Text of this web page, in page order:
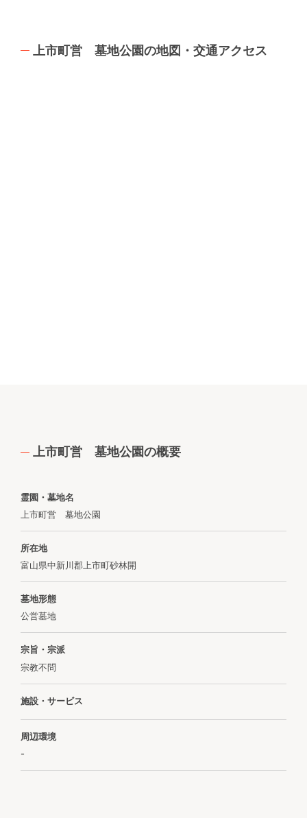
上市町営 墓地公園の地図・交通アクセス
上市町営 墓地公園の概要
霊園・墓地名
上市町営 墓地公園
所在地
富山県中新川郡上市町砂林開
墓地形態
公営墓地
宗旨・宗派
宗教不問
施設・サービス
周辺環境
-